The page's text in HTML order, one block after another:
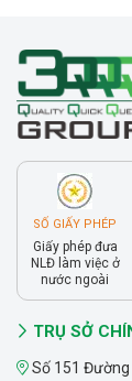
SỐ GIẤY PHÉP
Giấy phép đưa
NLĐ làm việc ở
nước ngoài
TRỤ SỞ
Số 151 Đường